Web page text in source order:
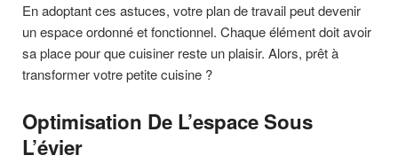
En adoptant ces astuces, votre plan de travail peut devenir
un espace ordonné et fonctionnel. Chaque élément doit avoir
sa place pour que cuisiner reste un plaisir. Alors, prêt à
transformer votre petite cuisine ?
Optimisation De L’espace Sous
L’évier